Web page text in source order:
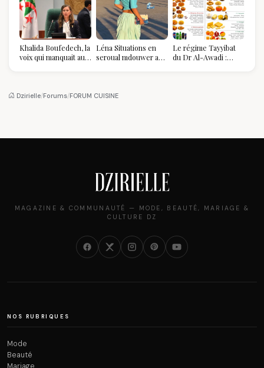
Khalida Boufedech, la
voix qui manquait au
Léna Situations en
seroual mdouwer au
pièce mode de l'été
Le régime Tayyibat
du Dr Al-Awadi :
Dzirielle/Forums/FORUM CUISINE
MAGAZINE & COMMUNAUTÉ — MODE, BEAUTÉ, MARIAGE &
CULTURE DZ
NOS RUBRIQUES
Mode
Beauté